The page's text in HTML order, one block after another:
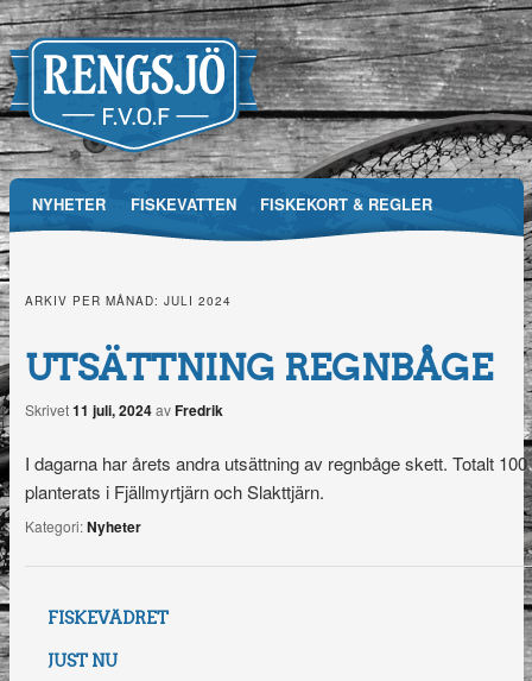
Main menu
Skip
NYHETER FISKEVATTEN FISKEKORT & REGLER
Rengsjö
Fiskevårdsområdesförening
ARKIV PER MÅNAD:JULI 2024
UTSÄTTNING REGNBÅGE
Skrivet11 juli, 2024avFredrik
I dagarna har årets andra utsättning av regnbåge skett. Totalt
planterats i Fjällmyrtjärn och Slakttjärn.
Kategori:Nyheter
FISKEVÄDRET
JUST NU